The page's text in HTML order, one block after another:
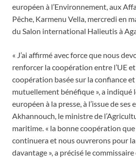
européen à l’Environnement, aux
Pêche, Karmenu Vella, mercredi en
du Salon international Halieutis à
« J’ai affirmé avec force que nous
renforcer la coopération entre l’UE
coopération basée sur la confiance
mutuellement bénéfique », a indiqué
européen à la presse, à l’issue de
Akhannouch, le ministre de
maritime. « la bonne coopération
continuera et nous ouvrerons pour
davantage », a précisé le